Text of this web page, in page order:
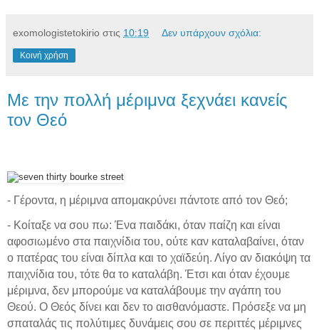
exomologistetokirio στις 10:19 Δεν υπάρχουν σχόλια:
Κοινή χρήση
Με την πολλή μέριμνα ξεχνάει κανείς
τον Θεό
- Γέροντα, η μέριμνα απομακρύνει πάντοτε από τον Θεό;
- Κοίταξε να σου πω: Ένα παιδάκι, όταν παίζη και είναι
αφοσιωμένο στα παιχνίδια του, ούτε καν καταλαβαίνει, όταν
ο πατέρας του είναι δίπλα και το χαϊδεύη. Λίγο αν διακόψη τα
παιχνίδια του, τότε θα το καταλάβη. Έτσι και όταν έχουμε
μέριμνα, δεν μπορούμε να καταλάβουμε την αγάπη του
Θεού. Ο Θεός δίνει και δεν το αισθανόμαστε. Πρόσεξε να μη
σπαταλάς τις πολύτιμες δυνάμεις σου σε περιττές μέριμνες